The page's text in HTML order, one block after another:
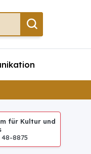
für Kultur und
8875